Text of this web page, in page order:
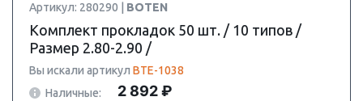
Артикул: 280290 | BOTEN
Комплект прокладок 50 шт. / 10 типов /
Размер 2.80-2.90 /
Вы искали артикул BTE-1038
Наличные:
2 892 ₽